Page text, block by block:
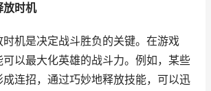
放时机
机是决定战斗胜负的关键。在游戏
以最大化英雄的战斗力。例如，某些
连招，通过巧妙地释放技能，可以迅